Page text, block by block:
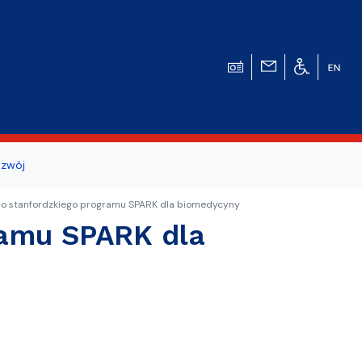
studentów i
stanfordzkiego programu SPARK dla biomedycyny
SPARK dla